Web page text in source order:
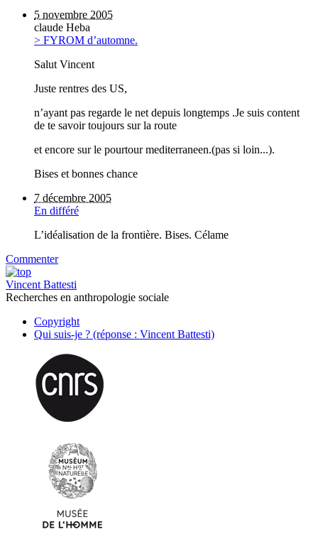
5 novembre 2005
claude Heba
> FYROM d’automne.
Salut Vincent
Juste rentres des US,
n’ayant pas regarde le net depuis longtemps .Je suis content
de te savoir toujours sur la route
et encore sur le pourtour mediterraneen.(pas si loin...).
Bises et bonnes chance
7 décembre 2005
En différé
L’idéalisation de la frontière. Bises. Célame
Commenter
Vincent Battesti
Recherches en anthropologie sociale
Copyright
Qui suis-je ? (réponse : Vincent Battesti)